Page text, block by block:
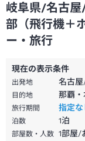
岐阜県/名古
部（飛行機＋
ー・旅行
現在の表示条件
出発地 名古
目的地 那覇
旅行期間 指定な
泊数 1泊
部屋数・人数 1部屋/